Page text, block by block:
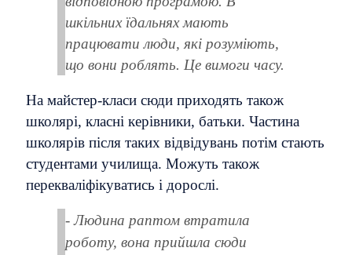
шкільних їдальнях мають
працювати люди, які розуміють,
що вони роблять. Це вимоги часу.
На майстер-класи сюди приходять також
школярі, класні керівники, батьки. Частина
школярів після таких відвідувань потім стають
студентами училища. Можуть також
перекваліфікуватись і дорослі.
- Людина раптом втратила
роботу, вона прийшла сюди